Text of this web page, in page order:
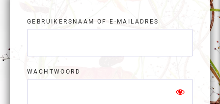
GEBRUIKERSNAAM OF E-MAILADRES
WACHTWOORD